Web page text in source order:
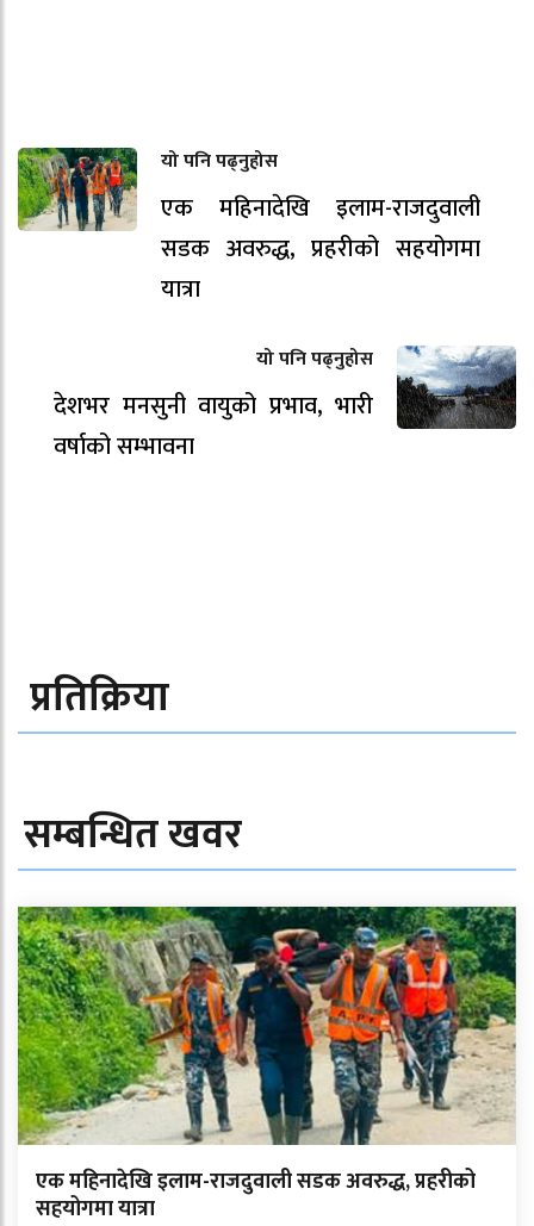
यो पनि पढ्नुहोस
एक महिनादेखि इलाम-राजदुवाली
सडक अवरुद्ध, प्रहरीको सहयोगमा
यात्रा
यो पनि पढ्नुहोस
देशभर मनसुनी वायुको प्रभाव, भारी
वर्षाको सम्भावना
प्रतिक्रिया
सम्बन्धित खवर
एक महिनादेखि इलाम-राजदुवाली सडक अवरुद्ध, प्रहरीको
सहयोगमा यात्रा